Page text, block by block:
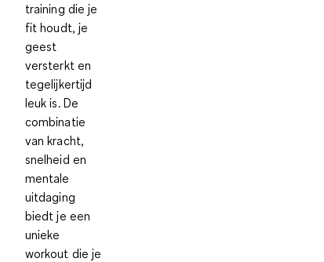
training die je
fit houdt, je
geest
versterkt en
tegelijkertijd
leuk is. De
combinatie
van kracht,
snelheid en
mentale
uitdaging
biedt je een
unieke
workout die je